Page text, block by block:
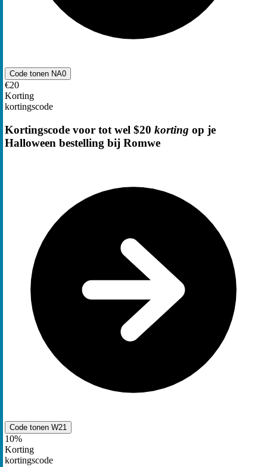
Code tonen NA0
€20
Korting
kortingscode
Kortingscode voor tot wel $20 korting op je
Halloween bestelling bij Romwe
Code tonen W21
10%
Korting
kortingscode